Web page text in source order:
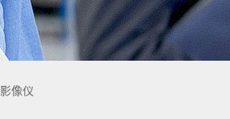
影像仪